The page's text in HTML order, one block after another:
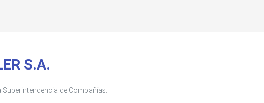
S.A.
de Compañías.